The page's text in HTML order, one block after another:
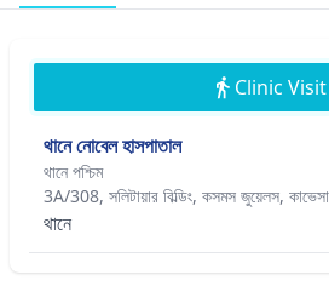
Clinic Visit
থানে নোবেল হাসপাতাল
থানে পশ্চিম
3A/308, সলিটায়ার বিল্ডিং, কসমস জুয়েলস,
থানে